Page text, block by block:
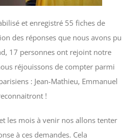
et enregistré 55 fiches de
des réponses que nous avons pu
17 personnes ont rejoint notre
réjouissons de compter parmi
: Jean-Mathieu, Emmanuel
!
les mois à venir nos allons tenter
à ces demandes. Cela